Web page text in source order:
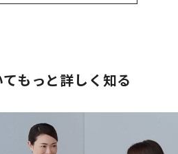
もっと詳しく知る